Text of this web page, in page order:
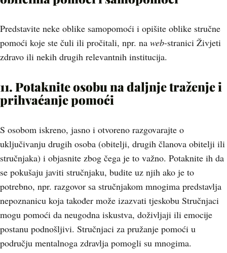
Predstavite neke oblike samopomoći i opišite oblike stručne
pomoći koje ste čuli ili pročitali, npr. na web-stranici Živjeti
zdravo ili nekih drugih relevantnih institucija.
11. Potaknite osobu na daljnje traženje i
prihvaćanje pomoći
S osobom iskreno, jasno i otvoreno razgovarajte o
uključivanju drugih osoba (obitelji, drugih članova obitelji ili
stručnjaka) i objasnite zbog čega je to važno. Potaknite ih da
se pokušaju javiti stručnjaku, budite uz njih ako je to
potrebno, npr. razgovor sa stručnjakom mnogima predstavlja
nepoznanicu koja također može izazvati tjeskobu Stručnjaci
mogu pomoći da neugodna iskustva, doživljaji ili emocije
postanu podnošljivi. Stručnjaci za pružanje pomoći u
području mentalnoga zdravlja pomogli su mnogima.